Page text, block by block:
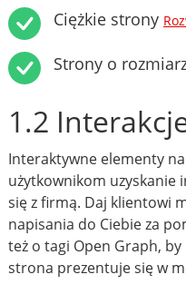
Ciężkie strony
Strony o
1.2
Interaktywne elementy
użytkownikom
się z firmą. Daj klientowi
napisania do Ciebie za
też o tagi Open Graph,
strona prezentuje się w